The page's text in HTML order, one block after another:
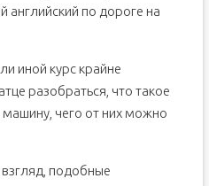
английский по дороге на
иной курс крайне
разобраться, что такое
машину, чего от них можно
подобные